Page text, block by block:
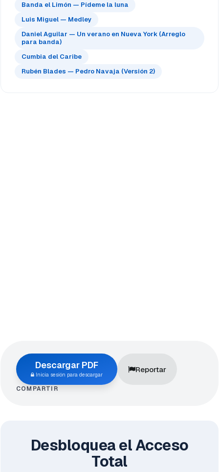
Banda el Limón — Pídeme la luna
Luis Miguel — Medley
Daniel Aguilar — Un verano en Nueva York (Arreglo
para banda)
Cumbia del Caribe
Rubén Blades — Pedro Navaja (Versión 2)
Descargar PDF
Inicia sesión para descargar
Reportar
COMPARTIR
Desbloquea el Acceso
Total